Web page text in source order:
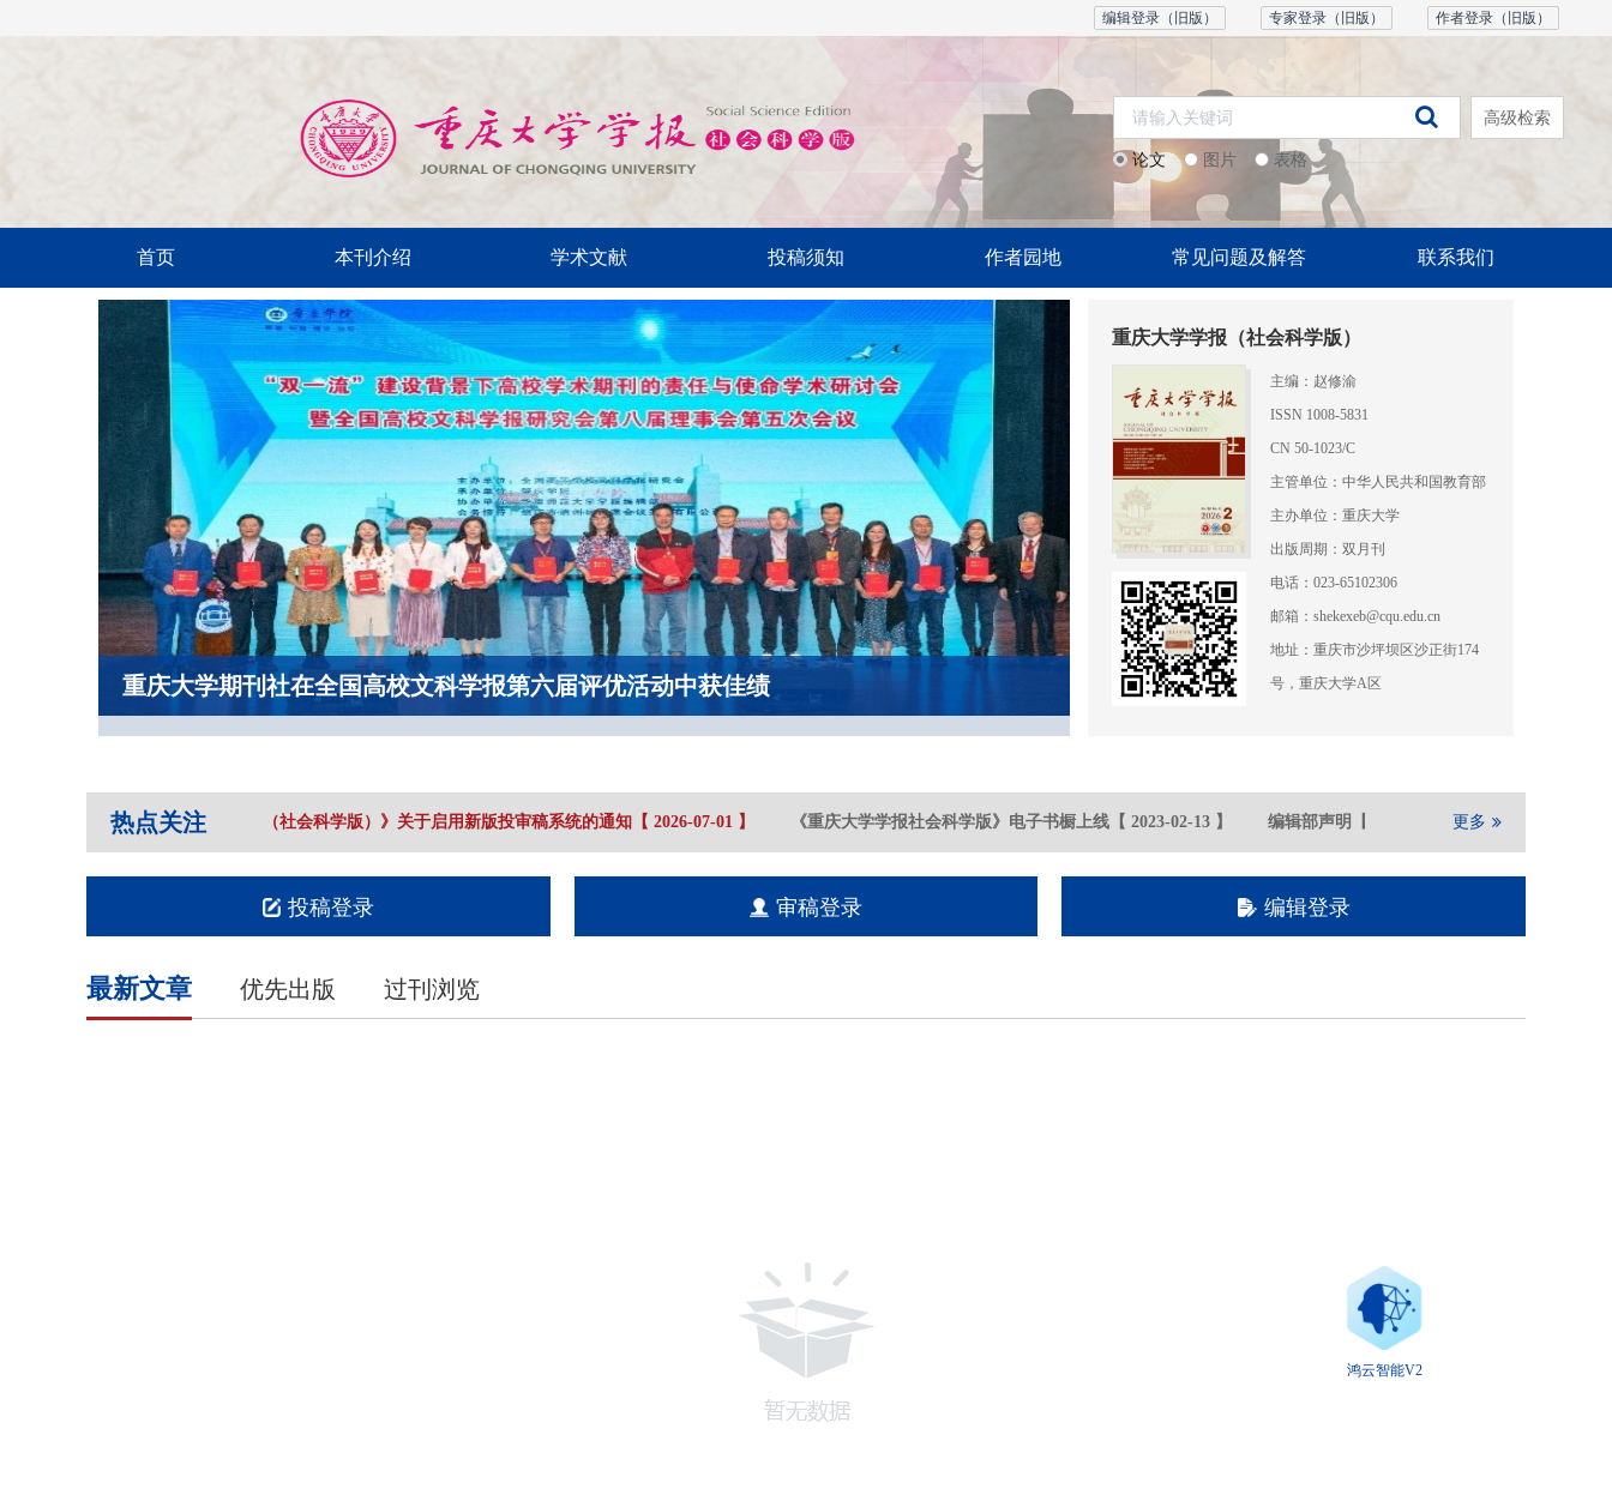
作者登录（旧版）
专家登录（旧版）
编辑登录（旧版）
论文 图片 表格
高级检索
首页 本刊介绍 学术文献 投稿须知 作者园地 常见问题及解答 联系我们
重庆大学期刊社在全国高校文科学报第六届评优活动中获佳绩
重庆大学学报（社会科学版）
主编：赵修渝
ISSN 1008-5831
CN 50-1023/C
主管单位：中华人民共和国教育部
主办单位：重庆大学
出版周期：双月刊
电话：023-65102306
邮箱：shekexeb@cqu.edu.cn
地址：重庆市沙坪坝区沙正街174
号，重庆大学A区
热点关注
《重庆大学学报（社会科学版）》关于启用新版投审稿系统的通知【 2026-07-01】 《重庆大学学报社会科学版》电子书橱上线【 2023-02-13】 编辑部声明【 】 重庆大学期刊
更多
投稿登录 审稿登录 编辑登录
最新文章 优先出版 过刊浏览
鸿云智能V2